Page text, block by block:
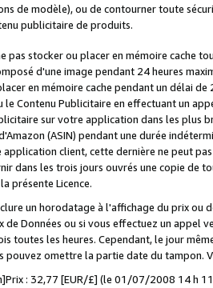
de modèle), ou de contourner toute
publicitaire de produits.
pas stocker ou placer en mémoire cache
d'une image pendant 24 heures
en mémoire cache pendant un délai
Contenu Publicitaire en effectuant un
sur votre application dans les plus
(ASIN) pendant une durée
client, cette dernière ne peut
dans les trois jours ouvrés une copie de
présente Licence.
un horodatage à l'affichage du prix
de Données ou si vous effectuez un appel
toutes les heures. Cependant, le jour
pouvez omettre la partie date du tampon.
: 32,77 [EUR/£] (le 01/07/2008 14 h